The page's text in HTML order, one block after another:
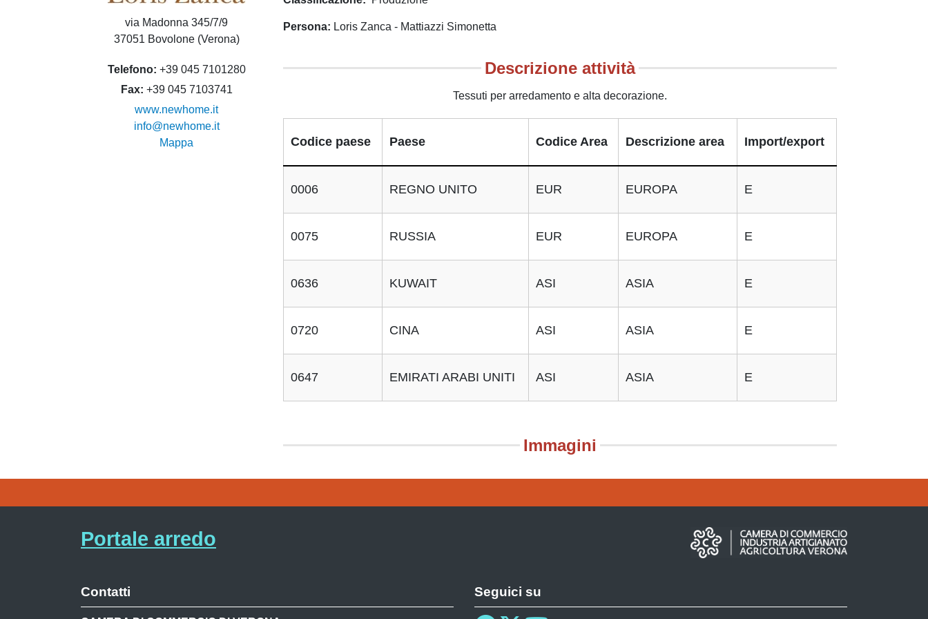
via Madonna 345/7/9
37051 Bovolone (Verona)
Telefono +39 045 7101280
Fax +39 045 7103741
www.newhome.it
info@newhome.it
Mappa
Persona Loris Zanca - Mattiazzi Simonetta
Descrizione attività
Tessuti per arredamento e alta decorazione.
Codice paese Paese Codice Area Descrizione area Import/export
0006 REGNO UNITO EUR EUROPA E
0075 RUSSIA EUR EUROPA E
0636 KUWAIT ASI ASIA E
0720 CINA ASI ASIA E
0647 EMIRATI ARABI UNITI ASI ASIA E
Immagini
Portale arredo
Contatti Seguici su